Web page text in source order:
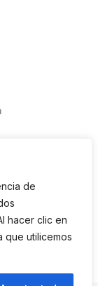
de
hacer clic en
que utilicemos